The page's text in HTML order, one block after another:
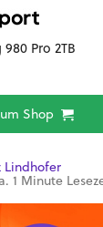
Pro 2TB
Shop
Lindhofer
1 Minute